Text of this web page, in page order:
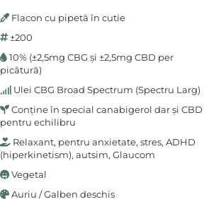
Flacon cu pipetă în cutie
±200
10% (±2,5mg CBG și ±2,5mg CBD per
picătură)
Ulei CBG Broad Spectrum (Spectru Larg)
Conține în special canabigerol dar și CBD
pentru echilibru
Relaxant, pentru anxietate, stres, ADHD
(hiperkinetism), autsim, Glaucom
Vegetal
Auriu / Galben deschis